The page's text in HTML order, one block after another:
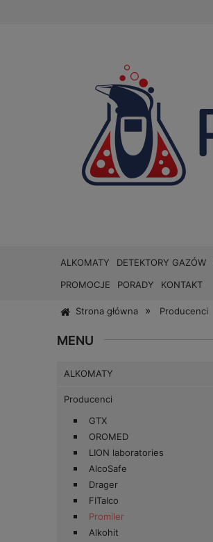
ALKOMATY DETEKTORY GAZÓW
PROMOCJE
PORADY KONTAKT
Strona główna » Producenci
MENU
ALKOMATY
Producenci
GTX
OROMED
LION laboratories
AlcoSafe
Drager
FITalco
Promiler
Alkohit